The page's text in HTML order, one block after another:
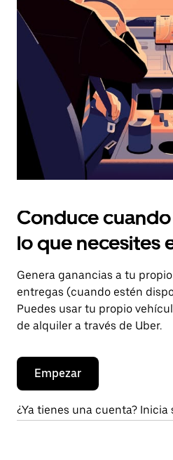
el
botón
escape
el
calendario.
Conduce
lo que necesites
Genera ganancias a tu
entregas (cuando estén
Puedes usar tu propio
de alquiler a través de Uber.
Empezar
¿Ya tienes una cuenta? Inicia